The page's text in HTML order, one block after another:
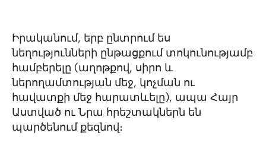
Իրականում, երբ ընտրում ես
նեղությունների ընթացքում տոկունությամբ
համբերելը (աղոթքով, սիրո և
ներողամտության մեջ, կոչման ու
հավատքի մեջ հարատևելը), ապա Հայր
Աստված ու Նրա հրեշտակներն են
պարծենում քեզնով։